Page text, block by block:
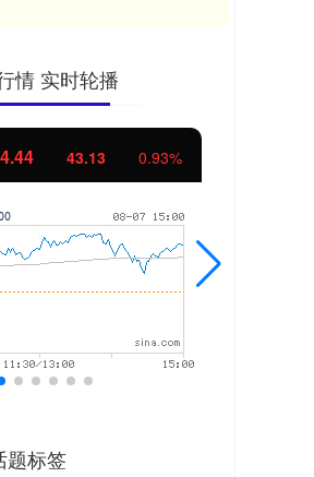
情 实时轮播
43.13 0.93%
题标签